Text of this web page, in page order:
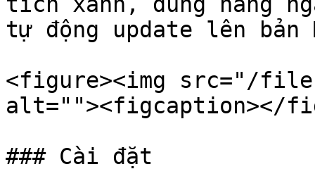
tự động update lên bản
<figure><img src="/files/
alt=""><figcaption></
### Cài đặt